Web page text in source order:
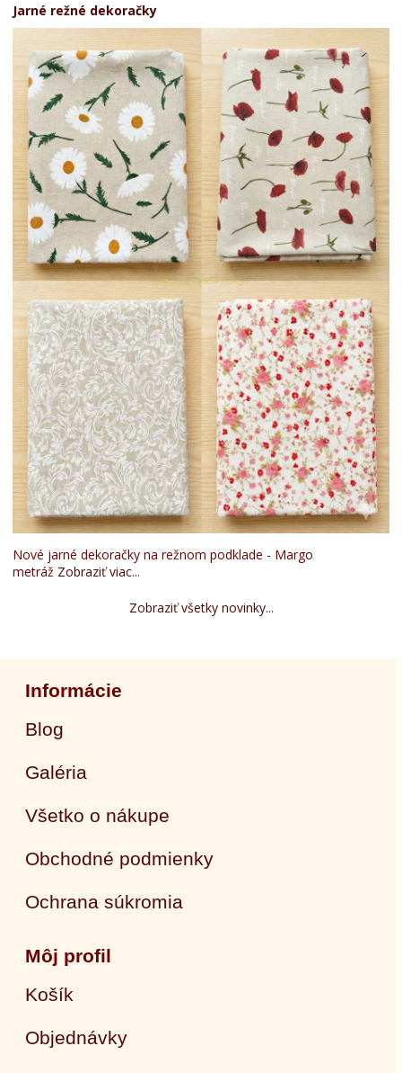
Jarné režné dekoračky
Nové jarné dekoračky na režnom podklade - Margo
metráž Zobraziť viac...
Zobraziť všetky novinky...
Informácie
Blog
Galéria
Všetko o nákupe
Obchodné podmienky
Ochrana súkromia
Môj profil
Košík
Objednávky